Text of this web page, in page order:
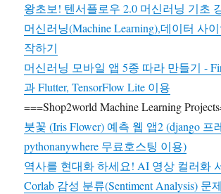
왕초보! 텐서플로우 2.0 머신러닝 기초
머신러닝(Machine Learning),데이터 사
작하기
머신러닝 모바일 앱 5종 따라 만들기 -
과 Flutter, TensorFlow Lite 이용
===Shop2world Machine Learning
붓꽃 (Iris Flower) 예측 웹 앱2 (django 프
pythonanywhere 무료호스팅 이용)
역사를 현대화 하세요! AI 영상 컬러화
Corlab 감성 분류(Sentiment Analysis) 문